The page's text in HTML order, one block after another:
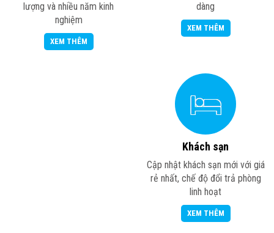
lượng và nhiều năm kinh
nghiệm
XEM THÊM
dàng
XEM THÊM
Khách sạn
Cập nhật khách sạn mới với giá
rẻ nhất, chế độ đổi trả phòng
linh hoạt
XEM THÊM